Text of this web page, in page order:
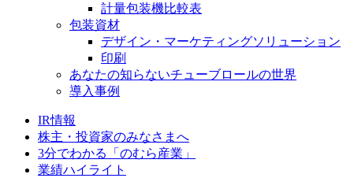
計量包装機比較表
包装資材
デザイン・マーケティングソリューション
印刷
あなたの知らないチューブロールの世界
導入事例
IR情報
株主・投資家のみなさまへ
3分でわかる「のむら産業」
業績ハイライト